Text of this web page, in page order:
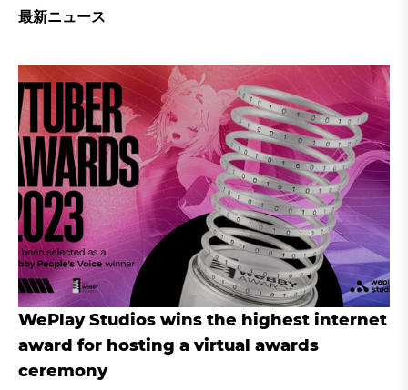
最新ニュース
WePlay Studios wins the highest internet
award for hosting a virtual awards
ceremony